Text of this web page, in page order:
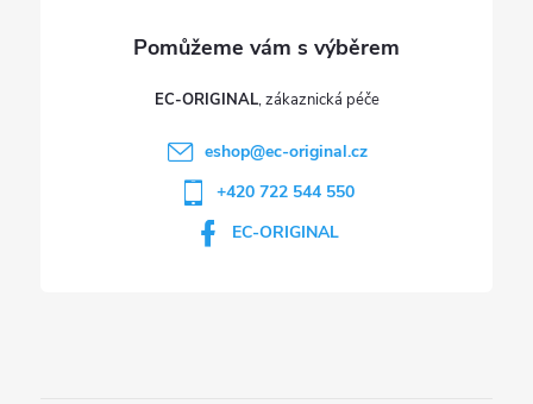
EC-ORIGINAL
eshop@ec-original.cz
+420 722 544 550
EC-ORIGINAL